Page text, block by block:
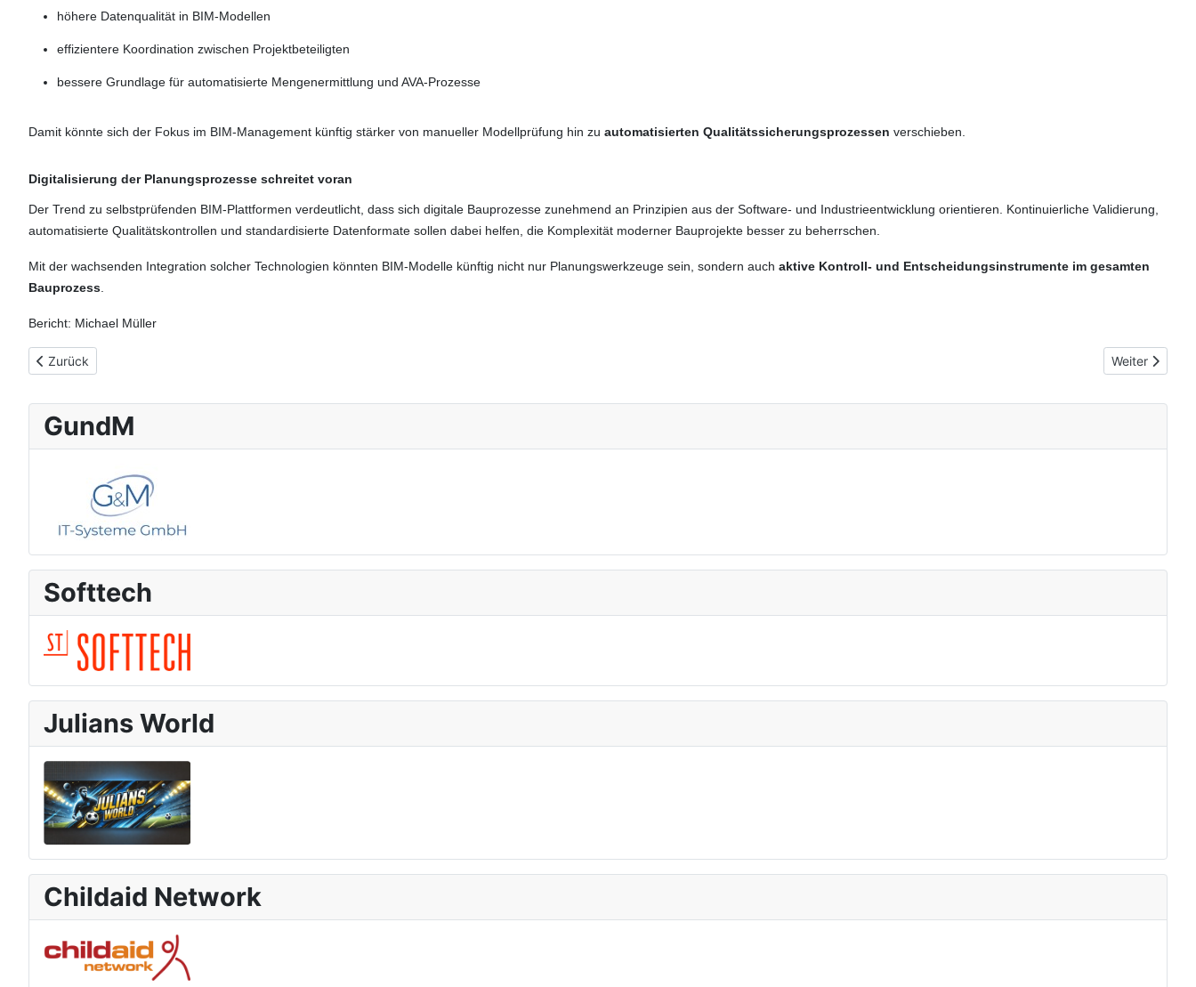
höhere Datenqualität in BIM-Modellen
effizientere Koordination zwischen Projektbeteiligten
bessere Grundlage für automatisierte Mengenermittlung und AVA-Prozesse
Damit könnte sich der Fokus im BIM-Management künftig stärker von manueller Modellprüfung hin zu automatisierten Qualitätssicherungsprozessen verschieben.
Digitalisierung der Planungsprozesse schreitet voran
Der Trend zu selbstprüfenden BIM-Plattformen verdeutlicht, dass sich digitale Bauprozesse zunehmend an Prinzipien aus der Software- und Industrieentwicklung orientieren. Kontinuierliche Validierung,
automatisierte Qualitätskontrollen und standardisierte Datenformate sollen dabei helfen, die Komplexität moderner Bauprojekte besser zu beherrschen.
Mit der wachsenden Integration solcher Technologien könnten BIM-Modelle künftig nicht nur Planungswerkzeuge sein, sondern auch aktive Kontroll- und Entscheidungsinstrumente im gesamten
Bauprozess
Bericht: Michael Müller
Vorheriger Beitrag: Tendenz von der digitalBAU: KI-Visualisierung rückt in den Kern des Entwurfs
Zurück Nächster
Weiter
GundM
Softtech
Julians World
Childaid Network